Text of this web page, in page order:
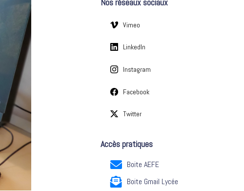
e
Vimeo
LinkedIn
Instagram
Facebook
Twitter
Accès pratiques
Boite AEFE
Boite Gmail Lycée